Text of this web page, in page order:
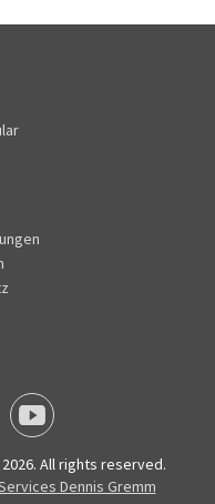
All rights reserved.
Dennis Gremm